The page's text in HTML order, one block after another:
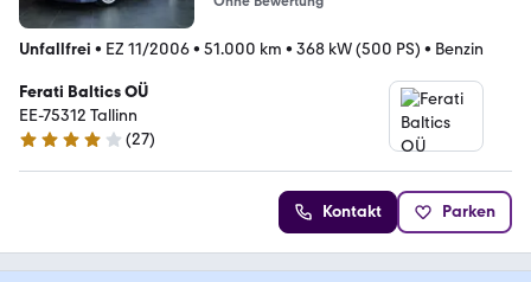
Unfallfrei • EZ 11/2006• 51.000 km • 368 kW (500 PS) • Benzin
Ferati Baltics OÜ
EE-75312 Tallinn
3.9 Sterne
(27)
Kontakt Parken